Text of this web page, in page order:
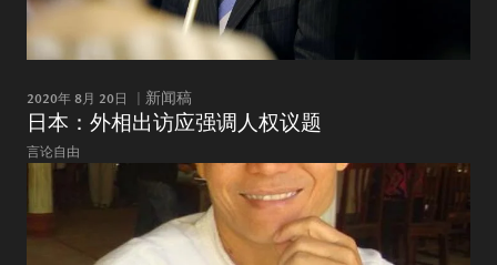
2020年 8月 20日 新闻稿
日本：外相出访应强调人权议题
言论自由